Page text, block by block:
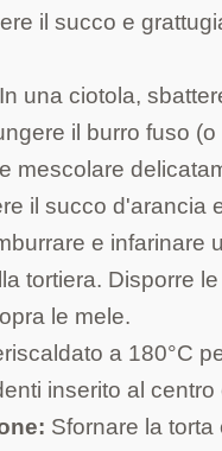
il succo e
In una ciotola,
il burro fuso
mescolare
il succo d'arancia
e infarinare
tortiera. Disporre
le mele.
a 180°C
inserito al centro
Sfornare la